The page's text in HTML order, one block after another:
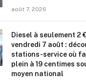
août 7, 2026
Diesel à seulement 2
vendredi 7 août :
stations-service où
plein à 19 centimes
moyen national